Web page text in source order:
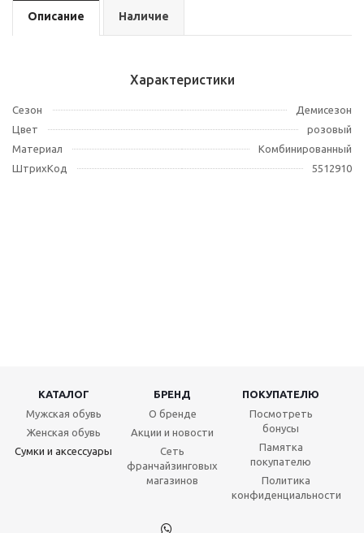
Описание Наличие
Характеристики
Сезон
Демисезон
Цвет
розовый
Материал
Комбинированный
ШтрихКод
5512910
КАТАЛОГ БРЕНД
ПОКУПАТЕЛЮ
Мужская обувь
Женская обувь
Сумки и аксессуары
О бренде
Акции и новости
Сеть
франчайзинговых
магазинов
Посмотреть
бонусы
Памятка
покупателю
Политика
конфиденциальности